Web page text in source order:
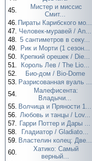
45.
Мистер и миссис
Смит...
46. Пираты Карибского мо...
47. Человек-муравей / An...
48. 5 сантиметров в секу...
49.
Рик и Морти (1 сезон...
50.
Крепкий орешек / Die...
51.
Король Лев / The Lio...
52.
Био-дом / Bio-Dome
53. Разрисованная вуаль ...
54.
Малефисента:
Владычи...
55. Волчица и Пряности 1...
56. Любовь и танцы / Lov...
57. Гарри Поттер и Дары ...
58.
Гладиатор / Gladiato...
59. Властелин колец: Две...
60.
Хатико: Самый
верный...